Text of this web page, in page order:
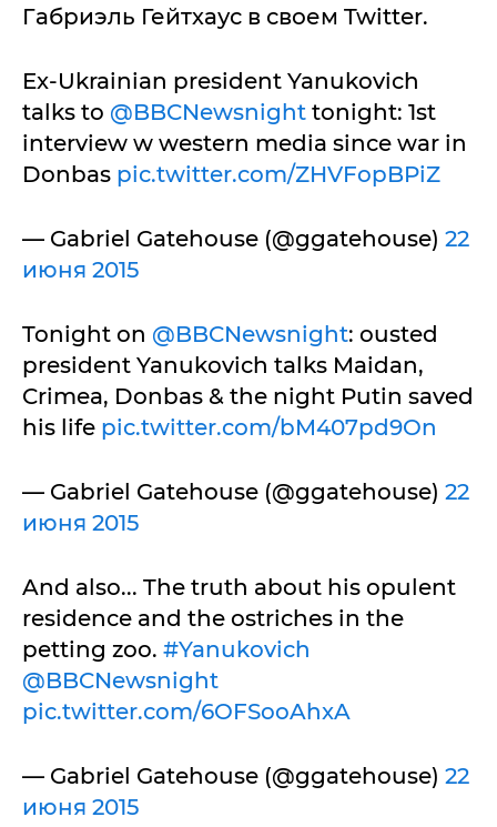
Габриэль Гейтхаус в своем Twitter.
Ex-Ukrainian president Yanukovich
talks to @BBCNewsnight tonight: 1st
interview w western media since war in
Donbas pic.twitter.com/ZHVFopBPiZ
— Gabriel Gatehouse (@ggatehouse) 22
июня 2015
Tonight on @BBCNewsnight: ousted
president Yanukovich talks Maidan,
Crimea, Donbas & the night Putin saved
his life pic.twitter.com/bM407pd9On
— Gabriel Gatehouse (@ggatehouse) 22
июня 2015
And also... The truth about his opulent
residence and the ostriches in the
petting zoo. #Yanukovich
@BBCNewsnight
pic.twitter.com/6OFSooAhxA
— Gabriel Gatehouse (@ggatehouse) 22
июня 2015